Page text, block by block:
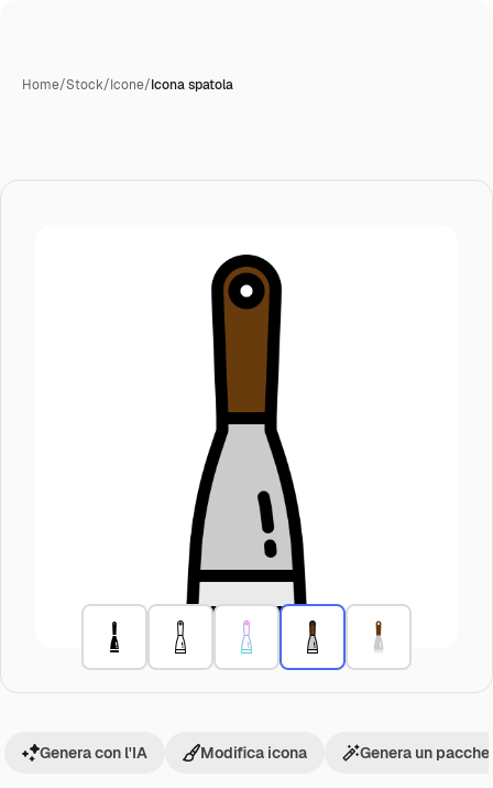
Home/Stock/Icone/Icona spatola
Genera con l'IA Modifica icona Genera un